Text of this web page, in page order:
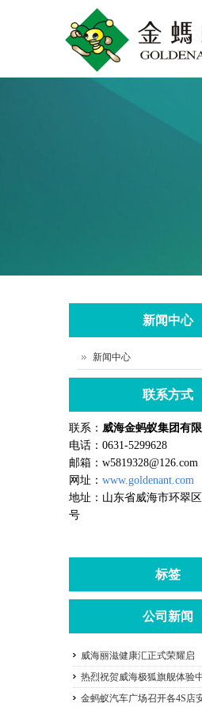
新闻中心
新闻中心
联系方式
联系： 威海金蚂蚁集团有限
电话：0631-5299628
邮箱：w5819328@126.com
网址： www.goldenant.com
地址：山东省威海市环翠
号
标签
公司新闻
威海丽滋健康汇正式荣耀启
航！！！
热烈祝贺威海极狐旗舰体验
入驻金蚂蚁汽车广场
金蚂蚁汽车广场召开各4S店